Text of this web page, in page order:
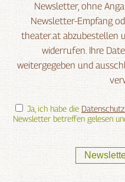
Newsletter, ohne
Newsletter-Empfang
theater.at abzubestellen
widerrufen. Ihre
weitergegeben und
Ja, ich habe die
Newsletter betreffen gelesen